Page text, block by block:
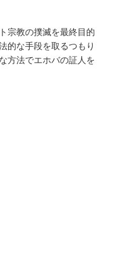
宗教の撲滅を最終目的
的な手段を取るつもり
方法でエホバの証人を